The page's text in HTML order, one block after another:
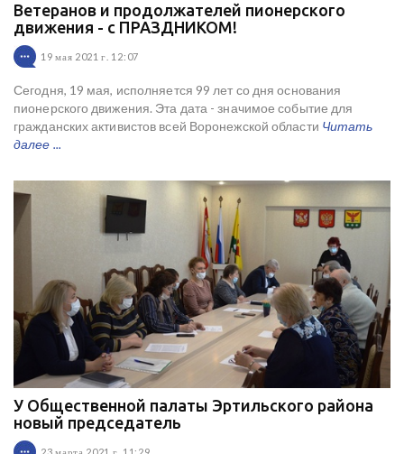
Ветеранов и продолжателей пионерского
движения - с ПРАЗДНИКОМ!
19 мая 2021 г. 12:07
Сегодня, 19 мая, исполняется 99 лет со дня основания
пионерского движения. Эта дата - значимое событие для
гражданских активистов всей Воронежской области Читать
далее ...
У Общественной палаты Эртильского района
новый председатель